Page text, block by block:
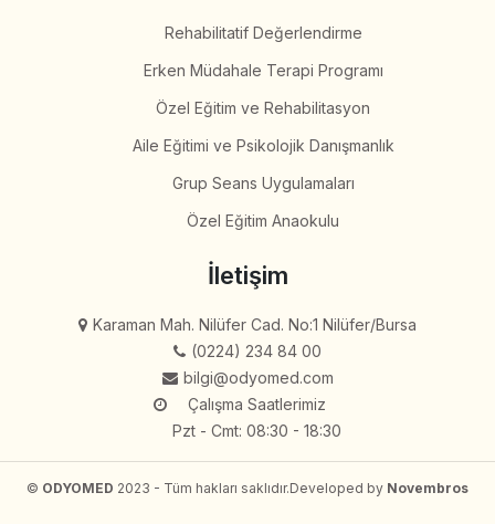
Rehabilitatif Değerlendirme
Erken Müdahale Terapi Programı
Özel Eğitim ve Rehabilitasyon
Aile Eğitimi ve Psikolojik Danışmanlık
Grup Seans Uygulamaları
Özel Eğitim Anaokulu
İletişim
Karaman Mah. Nilüfer Cad. No:1 Nilüfer/Bursa
(0224) 234 84 00
bilgi@odyomed.com
Çalışma Saatlerimiz
Pzt - Cmt: 08:30 - 18:30
© ODYOMED 2023 - Tüm hakları saklıdır.Developed by Novembros